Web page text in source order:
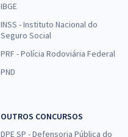
IBGE
INSS - Instituto Nacional do
Seguro Social
PRF - Polícia Rodoviária Federal
PND
OUTROS CONCURSOS
DPE SP - Defensoria Pública do